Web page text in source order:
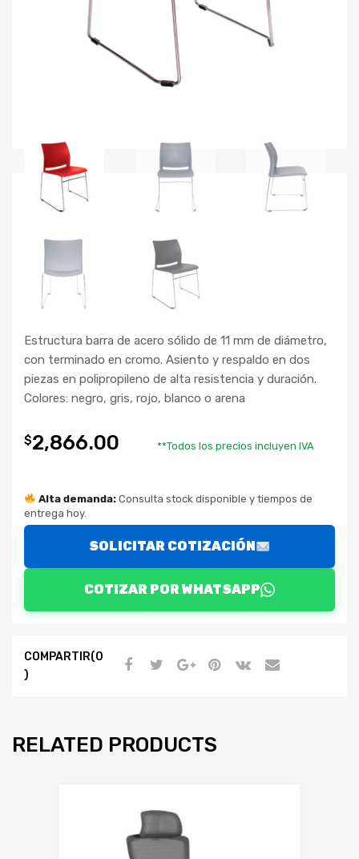
Estructura barra de acero sólido de 11 mm de diámetro,
con terminado en cromo. Asiento y respaldo en dos
piezas en polipropileno de alta resistencia y duración.
Colores: negro, gris, rojo, blanco o arena
$2,866.00 **Todos los precios incluyen IVA
Alta demanda:Consulta stock disponible y tiempos de
entrega hoy.
SOLICITAR COTIZACIÓN
COTIZAR POR WHATSAPP
COMPARTIR(0
)
RELATED PRODUCTS